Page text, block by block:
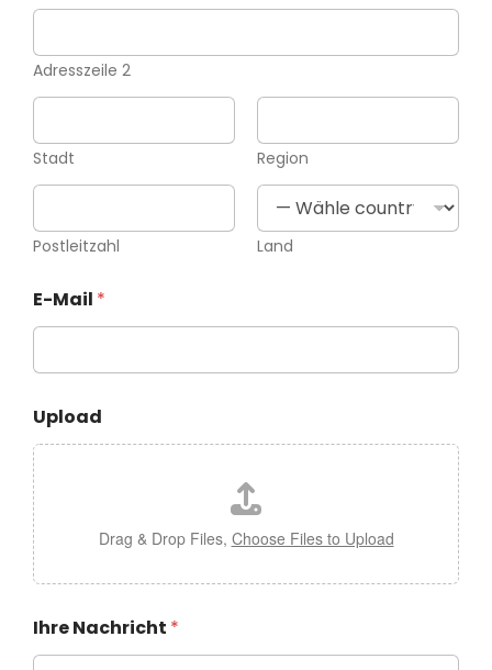
Adresszeile 2
Stadt Region
Postleitzahl Land
E-Mail *
Upload
Drag & Drop Files, Choose Files to Upload
Ihre Nachricht *